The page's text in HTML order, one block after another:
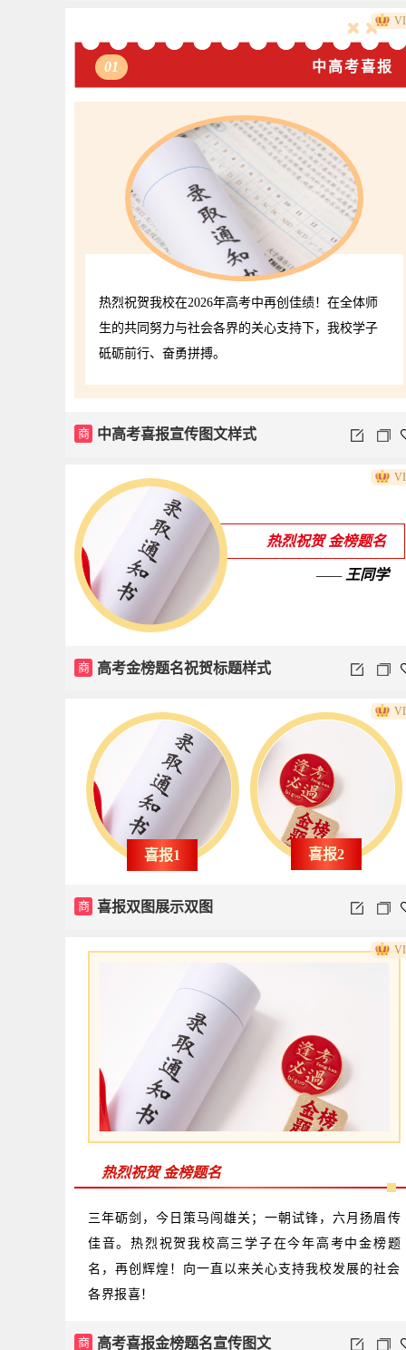
01 中高考喜报
热烈祝贺我校在2026年高考中再创佳绩！在全体师
生的共同努力与社会各界的关心支持下，我校学子
砥砺前行、奋勇拼搏。
商 中高考喜报宣传图文样式
热烈祝贺 金榜题名
—— 王同学
商 高考金榜题名祝贺标题样式
喜报1 喜报2
商 喜报双图展示双图
热烈祝贺 金榜题名
三年砺剑，今日策马闯雄关；一朝试锋，六月扬眉传
佳音。热烈祝贺我校高三学子在今年高考中金榜题
名，再创辉煌！向一直以来关心支持我校发展的社会
各界报喜！
商 高考喜报金榜题名宣传图文